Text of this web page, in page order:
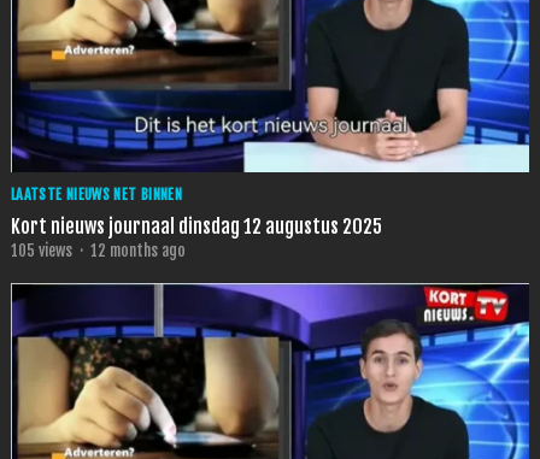
LAATSTE NIEUWS NET BINNEN
Kort nieuws journaal dinsdag 12 augustus 2025
105 views · 12 months ago